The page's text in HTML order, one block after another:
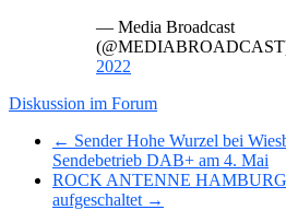
— Media Broadcast
2022
Diskussion im Forum
← Sender Hohe Wurzel bei
Sendebetrieb DAB+ am 4. Mai
ROCK ANTENNE
aufgeschaltet →